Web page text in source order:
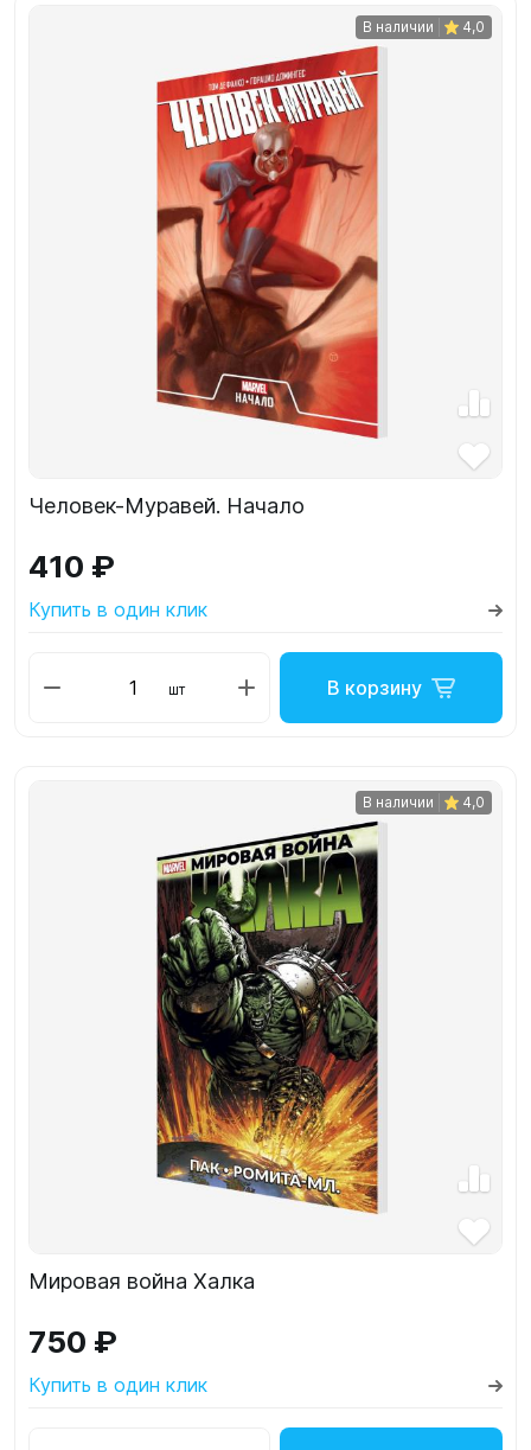
В наличии 4,0
Человек-Муравей. Начало
410 ₽
Купить в один клик
шт В корзину
В наличии 4,0
Мировая война Халка
750 ₽
Купить в один клик